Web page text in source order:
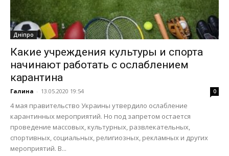
Дніпро
Какие учреждения культуры и спорта
начинают работать с ослаблением
карантина
Галина - 13.05.2020 19:54 0
4 мая правительство Украины утвердило ослабление
карантинных мероприятий. Но под запретом остается
проведение массовых, культурных, развлекательных,
спортивных, социальных, религиозных, рекламных и других
мероприятий. В...